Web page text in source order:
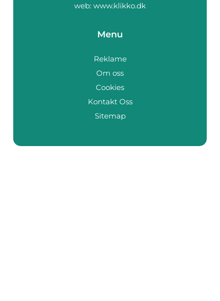
web: www.klikko.dk
Menu
Reklame
Om oss
Cookies
Kontakt Oss
Sitemap